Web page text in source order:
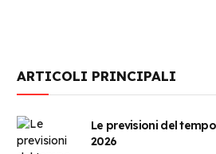
ARTICOLI PRINCIPALI
Le previsioni del
2026